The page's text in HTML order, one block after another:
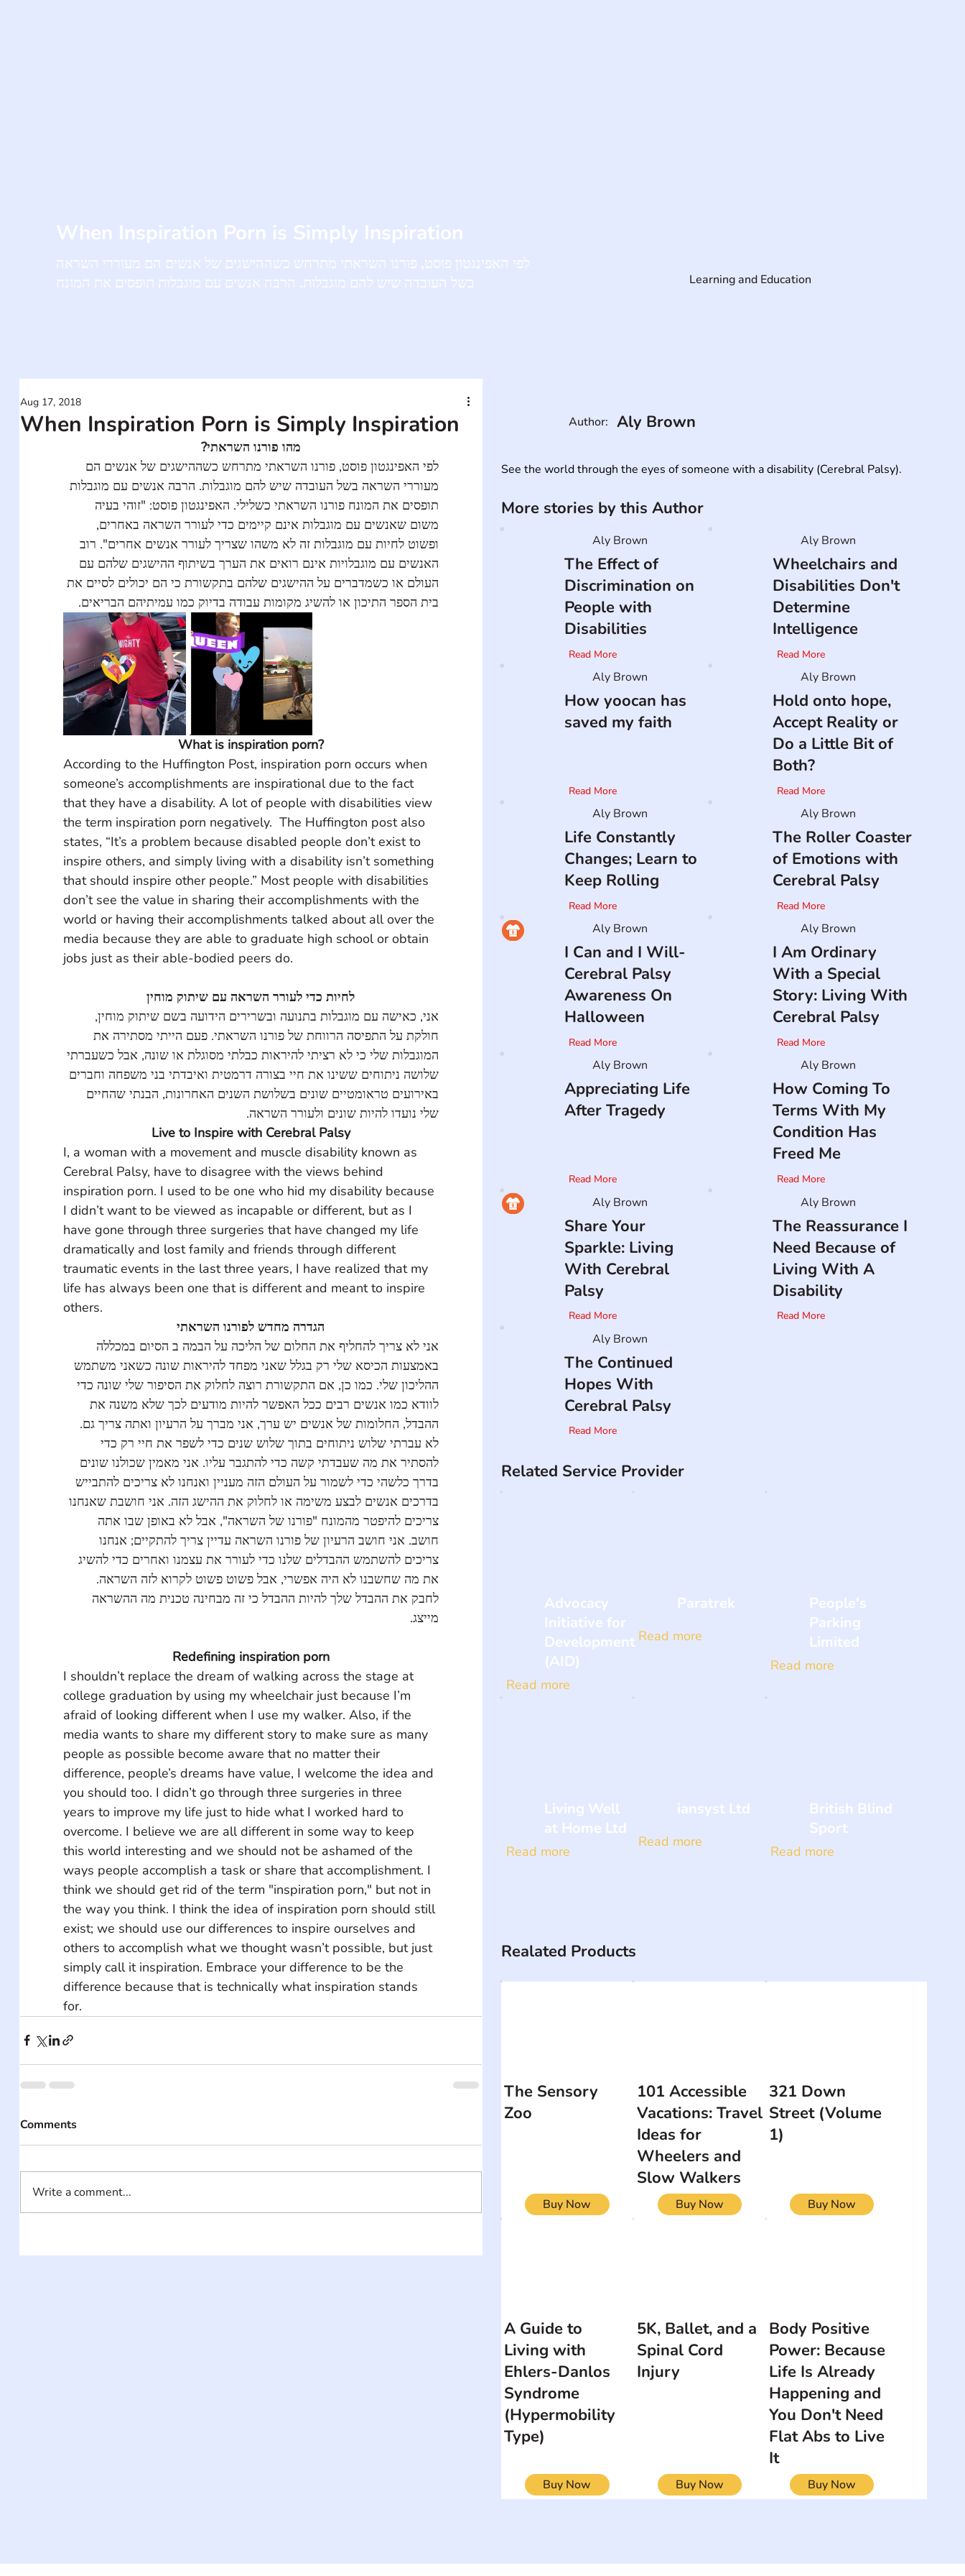
When Inspiration Porn is Simply Inspiration
Aug 17, 2018
מהו פורנו השראתי?
לפי האפינגטון פוסט, פורנו השראתי מתרחש כשההישגים של אנשים הם
מעוררי השראה בשל העובדה שיש להם מוגבלות. הרבה אנשים עם מוגבלות
תופסים את המונח פורנו השראתי כשלילי. האפינגטון פוסט: "זוהי בעיה
משום שאנשים עם מוגבלות אינם קיימים כדי לעורר השראה באחרים,
ופשוט לחיות עם מוגבלות זה לא משהו שצריך לעורר אנשים אחרים". רוב
האנשים עם מוגבלויות אינם רואים את הערך בשיתוף ההישגים שלהם עם
העולם או כשמדברים על ההישגים שלהם בתקשורת כי הם יכולים לסיים את
בית הספר התיכון או להשיג מקומות עבודה בדיוק כמו עמיתיהם הבריאים.
What is inspiration porn?
According to the Huffington Post, inspiration porn occurs when
someone’s accomplishments are inspirational due to the fact
that they have a disability. A lot of people with disabilities view
the term inspiration porn negatively.  The Huffington post also
states, “It’s a problem because disabled people don’t exist to
inspire others, and simply living with a disability isn’t something
that should inspire other people.” Most people with disabilities
don’t see the value in sharing their accomplishments with the
world or having their accomplishments talked about all over the
media because they are able to graduate high school or obtain
jobs just as their able-bodied peers do.
לחיות כדי לעורר השראה עם שיתוק מוחין
אני, כאישה עם מוגבלות בתנועה ובשרירים הידועה בשם שיתוק מוחין,
חולקת על התפיסה הרווחת של פורנו השראתי. פעם הייתי מסתירה את
המוגבלות שלי כי לא רציתי להיראות כבלתי מסוגלת או שונה, אבל כשעברתי
שלושה ניתוחים ששינו את חיי בצורה דרמטית ואיבדתי בני משפחה וחברים
באירועים טראומטיים שונים בשלושת השנים האחרונות, הבנתי שהחיים
שלי נועדו להיות שונים ולעורר השראה.
Live to Inspire with Cerebral Palsy
I, a woman with a movement and muscle disability known as
Cerebral Palsy, have to disagree with the views behind
inspiration porn. I used to be one who hid my disability because
I didn’t want to be viewed as incapable or different, but as I
have gone through three surgeries that have changed my life
dramatically and lost family and friends through different
traumatic events in the last three years, I have realized that my
life has always been one that is different and meant to inspire
others.
הגדרה מחדש לפורנו השראתי
אני לא צריך להחליף את החלום של הליכה על הבמה ב הסיום במכללה
באמצעות הכיסא שלי רק בגלל שאני מפחד להיראות שונה כשאני משתמש
ההליכון שלי. כמו כן, אם התקשורת רוצה לחלוק את הסיפור שלי שונה כדי
לוודא כמו אנשים רבים ככל האפשר להיות מודעים לכך שלא משנה את
ההבדל, החלומות של אנשים יש ערך, אני מברך על הרעיון ואתה צריך גם.
לא עברתי שלוש ניתוחים בתוך שלוש שנים כדי לשפר את חיי רק כדי
להסתיר את מה שעבדתי קשה כדי להתגבר עליו. אני מאמין שכולנו שונים
בדרך כלשהי כדי לשמור על העולם הזה מעניין ואנחנו לא צריכים להתבייש
בדרכים אנשים לבצע משימה או לחלוק את ההישג הזה. אני חושבת שאנחנו
צריכים להיפטר מהמונח "פורנו של השראה", אבל לא באופן שבו אתה
חושב. אני חושב הרעיון של פורנו השראה עדיין צריך להתקיים; אנחנו
צריכים להשתמש ההבדלים שלנו כדי לעורר את עצמנו ואחרים כדי להשיג
את מה שחשבנו לא היה אפשרי, אבל פשוט פשוט לקרוא לזה השראה.
לחבק את ההבדל שלך להיות ההבדל כי זה מבחינה טכנית מה ההשראה
מייצג.
Redefining inspiration porn
I shouldn’t replace the dream of walking across the stage at
college graduation by using my wheelchair just because I’m
afraid of looking different when I use my walker. Also, if the
media wants to share my different story to make sure as many
people as possible become aware that no matter their
difference, people’s dreams have value, I welcome the idea and
you should too. I didn’t go through three surgeries in three
years to improve my life just to hide what I worked hard to
overcome. I believe we are all different in some way to keep
this world interesting and we should not be ashamed of the
ways people accomplish a task or share that accomplishment. I
think we should get rid of the term "inspiration porn," but not in
the way you think. I think the idea of inspiration porn should still
exist; we should use our differences to inspire ourselves and
others to accomplish what we thought wasn’t possible, but just
simply call it inspiration. Embrace your difference to be the
difference because that is technically what inspiration stands
for.
Comments
Write a comment...
See the world through the eyes of someone with a disability (Cerebral Palsy).
Author: Aly Brown
More stories by this Author
The Effect of
Discrimination on
People with
Disabilities
Aly Brown
Read More
Wheelchairs and
Disabilities Don't
Determine
Intelligence
Aly Brown
Read More
How yoocan has
saved my faith
Aly Brown
Read More
Hold onto hope,
Accept Reality or
Do a Little Bit of
Both?
Aly Brown
Read More
Life Constantly
Changes; Learn to
Keep Rolling
Aly Brown
Read More
The Roller Coaster
of Emotions with
Cerebral Palsy
Aly Brown
Read More
I Can and I Will-
Cerebral Palsy
Awareness On
Halloween
Aly Brown
Read More
I Am Ordinary
With a Special
Story: Living With
Cerebral Palsy
Aly Brown
Read More
Appreciating Life
After Tragedy
Aly Brown
Read More
How Coming To
Terms With My
Condition Has
Freed Me
Aly Brown
Read More
Share Your
Sparkle: Living
With Cerebral
Palsy
Aly Brown
Read More
The Reassurance I
Need Because of
Living With A
Disability
Aly Brown
Read More
The Continued
Hopes With
Cerebral Palsy
Aly Brown
Read More
Related Service Provider
Advocacy
Initiative for
Development
(AID)
Read more
Paratrek
Read more
People's
Parking
Limited
Read more
Living Well
at Home Ltd
Read more
iansyst Ltd
Read more
British Blind
Sport
Read more
Realated Products
The Sensory
Zoo
Buy Now
101 Accessible
Vacations: Travel
Ideas for
Wheelers and
Slow Walkers
Buy Now
321 Down
Street (Volume
1)
Buy Now
A Guide to
Living with
Ehlers-Danlos
Syndrome
(Hypermobility
Type)
Buy Now
5K, Ballet, and a
Spinal Cord
Injury
Buy Now
Body Positive
Power: Because
Life Is Already
Happening and
You Don't Need
Flat Abs to Live
It
Buy Now
Learning and Education
When Inspiration Porn is Simply Inspiration
לפי האפינגטון פוסט, פורנו השראתי מתרחש כשההישגים של אנשים הם מעוררי השראה
בשל העובדה שיש להם מוגבלות. הרבה אנשים עם מוגבלות תופסים את המונח